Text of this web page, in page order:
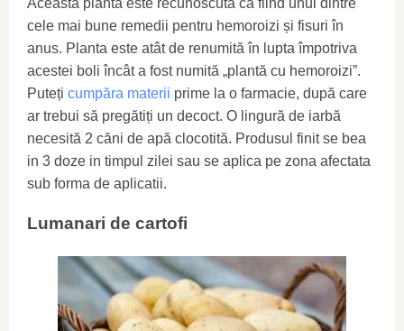
Această plantă este recunoscută ca fiind unul dintre
cele mai bune remedii pentru hemoroizi și fisuri în
anus. Planta este atât de renumită în lupta împotriva
acestei boli încât a fost numită „plantă cu hemoroizi”.
Puteți cumpăra materii prime la o farmacie, după care
ar trebui să pregătiți un decoct. O lingură de iarbă
necesită 2 căni de apă clocotită. Produsul finit se bea
in 3 doze in timpul zilei sau se aplica pe zona afectata
sub forma de aplicatii.
Lumanari de cartofi